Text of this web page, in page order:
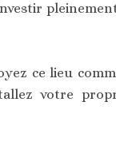
ce lieu
votre